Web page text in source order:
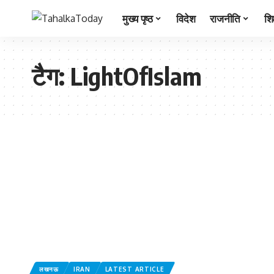
मुख्य पृष्ठ विदेश राजनीति
टैग:LightOfIslam
लखनऊ IRAN LATEST ARTICLE